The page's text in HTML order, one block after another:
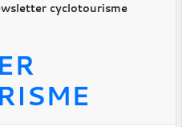
cyclotourisme